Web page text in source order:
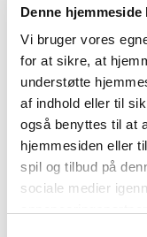
Denne
Vi bruger vores
for at sikre, at
understøtte
af indhold eller til
også benyttes til at
hjemmesiden eller
spil og tilbud på
sociale medier